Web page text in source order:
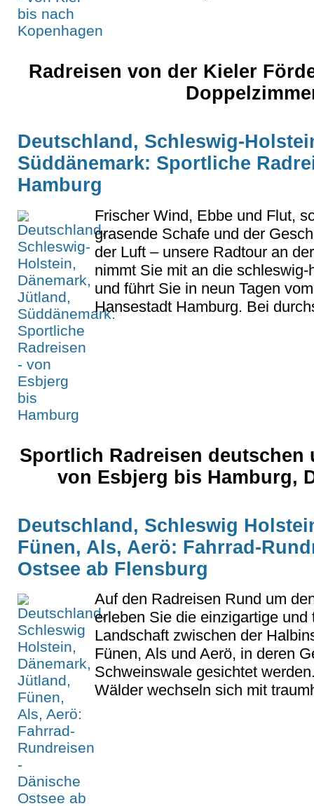
Radreisen von der Kieler
Deutschland, Schleswig-
Süddänemark: Sportliche
Hamburg
Frischer Wind, Ebbe und Flut,
grasende Schafe und der
der Luft – unsere Radtour an
nimmt Sie mit an die
und führt Sie in neun Tagen
Hansestadt Hamburg. Bei
Sportlich Radreisen deutschen
von Esbjerg bis Hamburg,
Deutschland, Schleswig
Fünen, Als, Aerö: Fahrrad-
Ostsee ab Flensburg
Auf den Radreisen Rund um
erleben Sie die einzigartige und
Landschaft zwischen der
Fünen, Als und Aerö, in deren
Schweinswale gesichtet
Wälder wechseln sich mit